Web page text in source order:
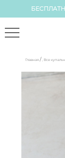
Главная / , Все